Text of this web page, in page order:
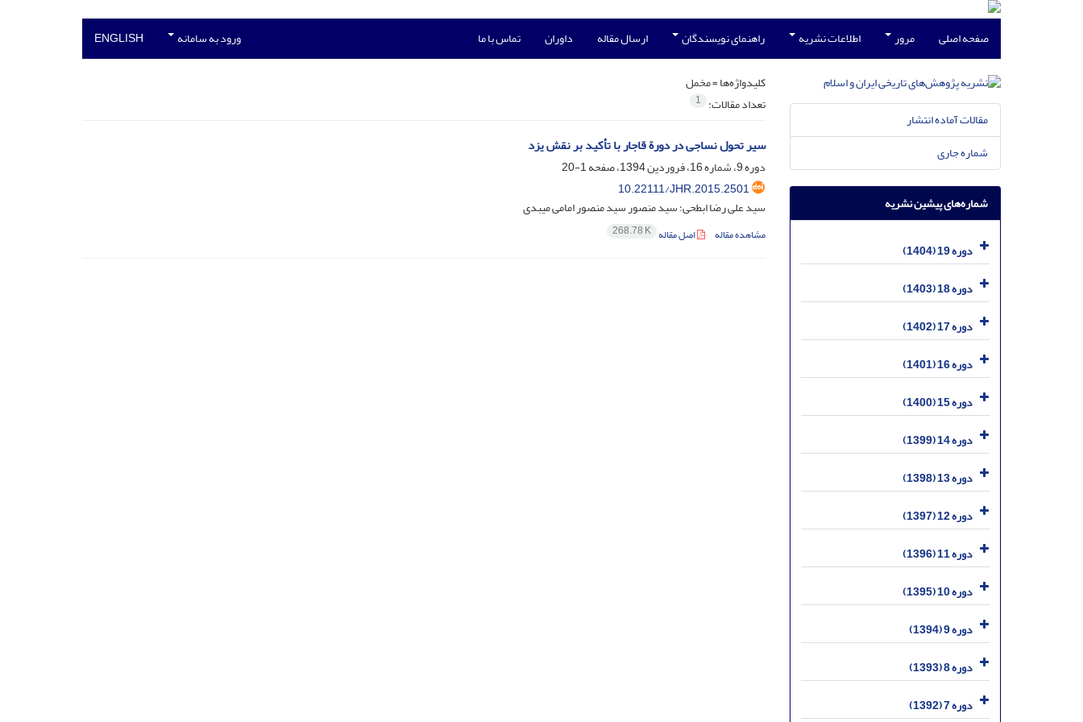
صفحه اصلی مرور اطلاعات نشریه راهنمای نویسندگان ارسال مقاله داوران تماس با ما ورود به سامانه ENGLISH
کلیدواژه‌ها =مخمل
تعداد مقالات: 1
سیر تحول نساجی در دورة قاجار با تأکید بر نقش یزد
دوره 9، شماره 16، فروردین 1394، صفحه
1-20
10.22111/JHR.2015.2501
سید علی رضا ابطحی؛ سید منصور سید منصور امامی میبدی
مشاهده مقاله اصل مقاله 268.78 K
مقالات آماده انتشار
شماره جاری
شماره‌های پیشین نشریه
دوره 19 (1404)
دوره 18 (1403)
دوره 17 (1402)
دوره 16 (1401)
دوره 15 (1400)
دوره 14 (1399)
دوره 13 (1398)
دوره 12 (1397)
دوره 11 (1396)
دوره 10 (1395)
دوره 9 (1394)
دوره 8 (1393)
دوره 7 (1392)